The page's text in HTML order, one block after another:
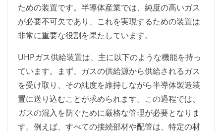
ための装置です。半導体産業では、純度の高いガス
が必要不可欠であり、これを実現するための装置は
非常に重要な役割を果たしています。
UHPガス供給装置は、主に以下のような機能を持っ
ています。まず、ガスの供給源から供給されるガス
を受け取り、その純度を維持しながら半導体製造装
置に送り込むことが求められます。この過程では、
ガスの混入を防ぐために厳格な管理が必要となりま
す。例えば、すべての接続部材や配管は、特定の材